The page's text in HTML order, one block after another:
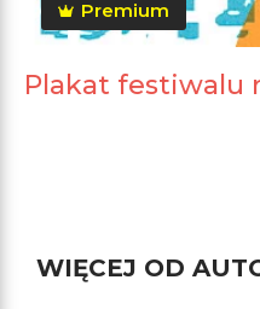
Premium
Plakat festiwalu
WIĘCEJ OD